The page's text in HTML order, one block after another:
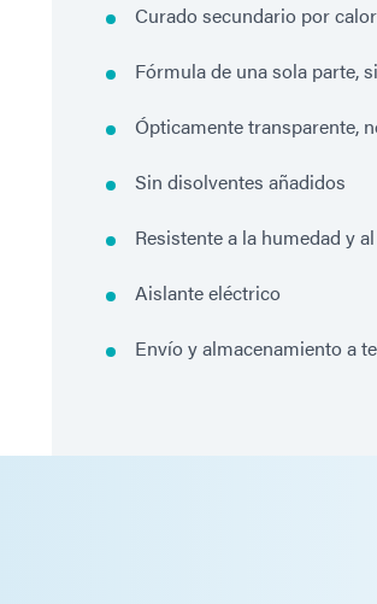
Curado secundario por
Fórmula de una sola parte,
Ópticamente transparente,
Sin disolventes añadidos
Resistente a la humedad y
Aislante eléctrico
Envío y almacenamiento a